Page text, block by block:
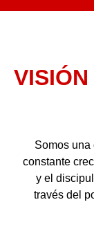
VISIÓN
Somos
constante
y el
través del